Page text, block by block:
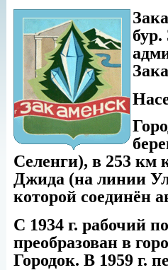
Селенги), в 253 км
Джида (на линии
которой соединён
С 1934 г. рабочий
преобразован в
Городок. В 1959 г.